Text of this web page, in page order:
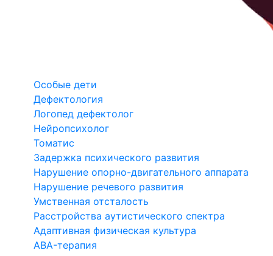
Особые дети
Дефектология
Логопед дефектолог
Нейропсихолог
Томатис
Задержка психического развития
Нарушение опорно-двигательного аппарата
Нарушение речевого развития
Умственная отсталость
Расстройства аутистического спектра
Адаптивная физическая культура
ABA-терапия